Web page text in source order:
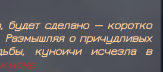
будет сделано — коротко
Размышляя о причудливых
куноичи исчезла в
искр.